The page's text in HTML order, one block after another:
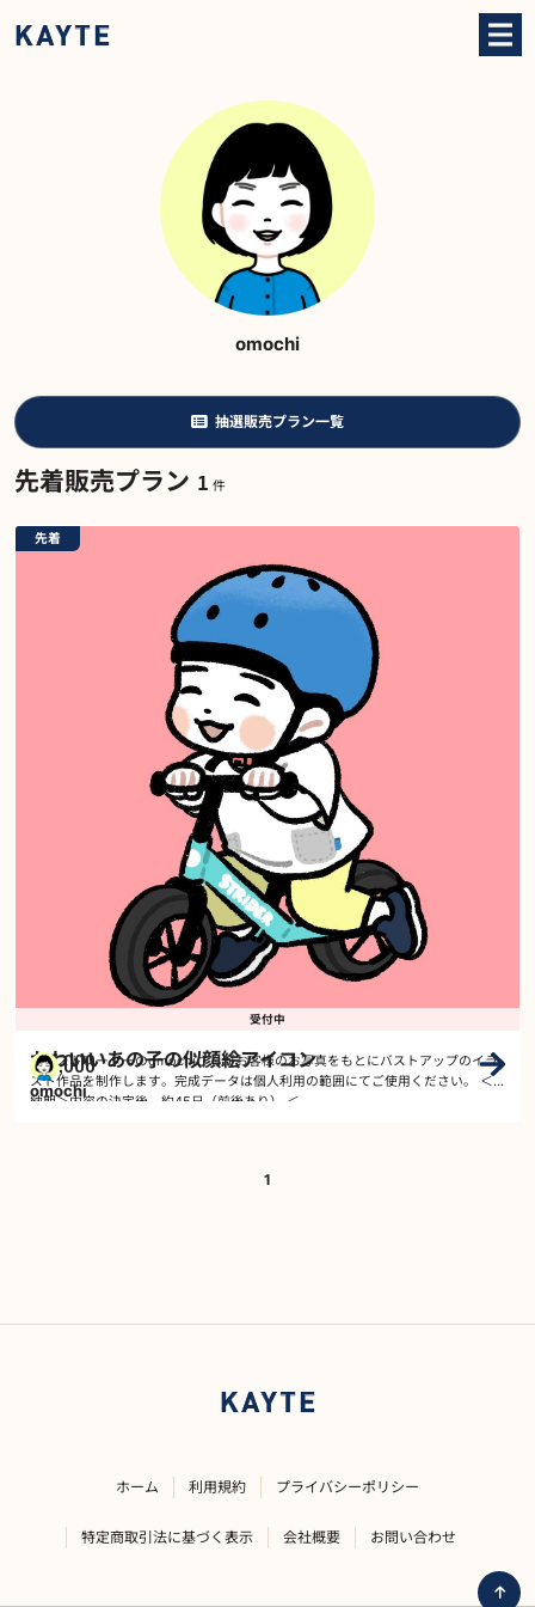
omochi
抽選販売プラン一覧
先着販売プラン 1 件
先着
受付中
かわいいあの子の似顔絵アイコン
omochi
イラストレーターのomochiさんがお客様のお写真をもとにバストアップのイラ
スト作品を制作します。完成データは個人利用の範囲にてご使用ください。 ＜
納期＞内容の決定後、約45日（前後あり） ＜…
￥5,000
1
ホーム 利用規約 プライバシーポリシー
特定商取引法に基づく表示 会社概要 お問い合わせ